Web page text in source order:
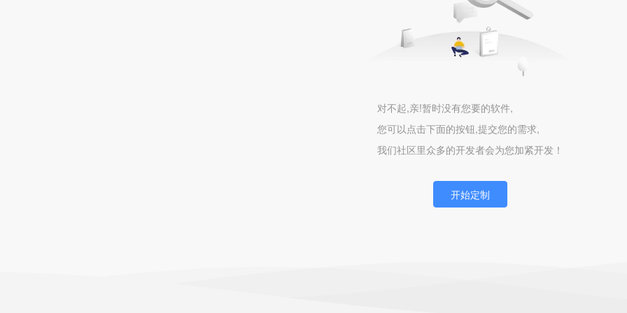
对不起,亲!暂时没有您要的软件,
您可以点击下面的按钮,提交您的需求,
我们社区里众多的开发者会为您加紧开发！
开始定制